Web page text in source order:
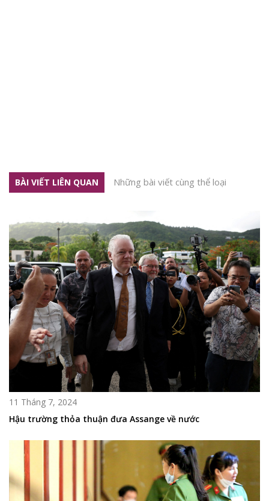
BÀI VIẾT LIÊN QUAN Những bài viết cùng thể loại
11 Tháng 7, 2024
Hậu trường thỏa thuận đưa Assange về nước